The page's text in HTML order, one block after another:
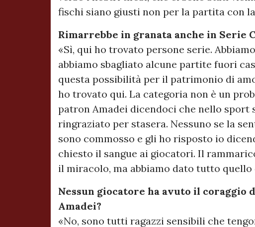
fischi siano giusti non per la partita con
Rimarrebbe in granata anche in Serie
«Sì, qui ho trovato persone serie.
abbiamo sbagliato alcune partite fuori
questa possibilità per il patrimonio di
ho trovato qui. La categoria non è un
patron Amadei dicendoci che nello sport
ringraziato per stasera. Nessuno se la
sono commosso e gli ho risposto io
chiesto il sangue ai giocatori. Il
il miracolo, ma abbiamo dato tutto quello
Nessun giocatore ha avuto il coraggio
Amadei?
«No, sono tutti ragazzi sensibili che